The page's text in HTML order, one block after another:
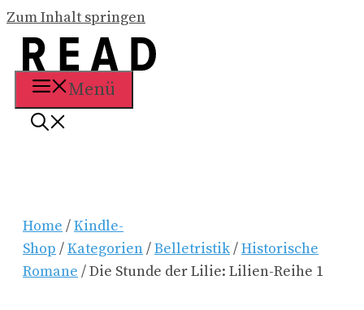
Zum Inhalt springen
Menü
Home /Kindle-
Shop /Kategorien/Belletristik/Historische
Romane / Die Stunde der Lilie: Lilien-Reihe 1